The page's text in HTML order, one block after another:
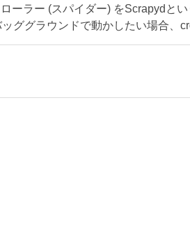
ーラー (スパイダー) をScrapydと
ググラウンドで動かしたい場合、